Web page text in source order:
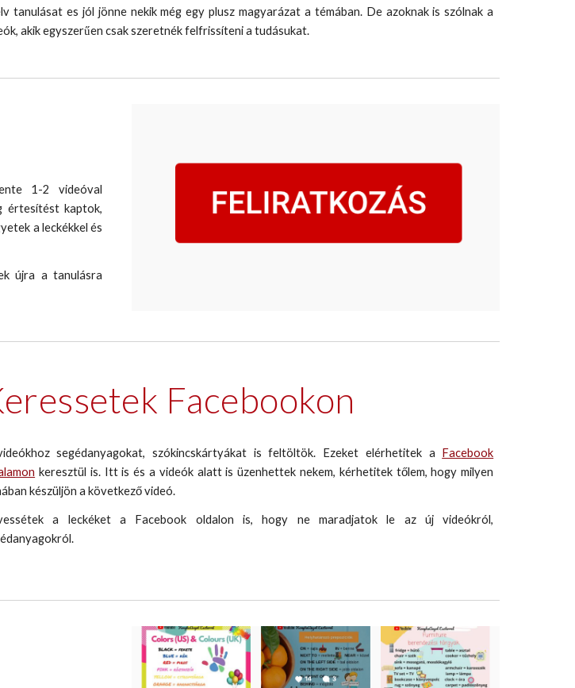
tanulásat es jól jönne nekik még egy plusz magyarázat a témában. De azoknak is szólnak a
akik egyszerűen csak szeretnék felfrissíteni a tudásukat.
1-2 videóval
értesítést kaptok,
a leckékkel és
újra a tanulásra
Facebookon
segédanyagokat, szókincskártyákat is feltöltök. Ezeket elérhetitek a Facebook
keresztül is. Itt is és a videók alatt is üzenhettek nekem, kérhetitek tőlem, hogy milyen
készüljön a következő videó.
a leckéket a Facebook oldalon is, hogy ne maradjatok le az új videókról,